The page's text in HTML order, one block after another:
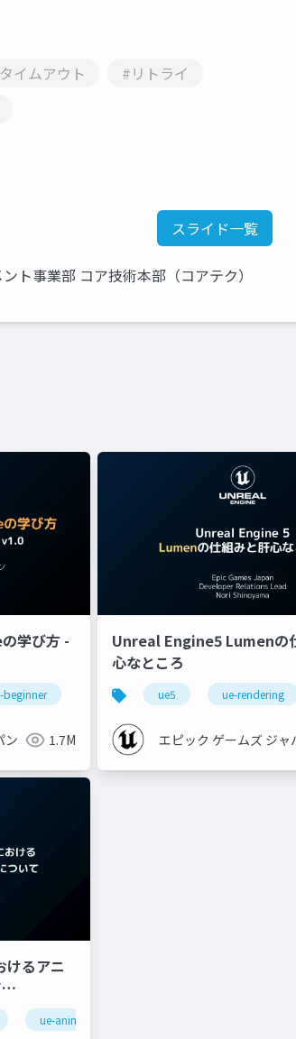
イムアウト
#リトライ
スライド一覧
ト事業部 コア技術本部（コアテク）
学び方 -
beginner
ン 1.7M
Unreal Engine5 Lumenの
心なところ
ue5 ue-rendering
エピック ゲームズ ジャ
oculus integration
けるアニ
ue-animation